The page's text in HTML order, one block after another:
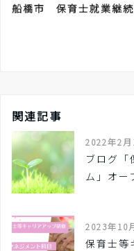
船橋市 保育士就業継
関連記事
2022年2月
ブログ「
ム」オー
2023年10
保育士等